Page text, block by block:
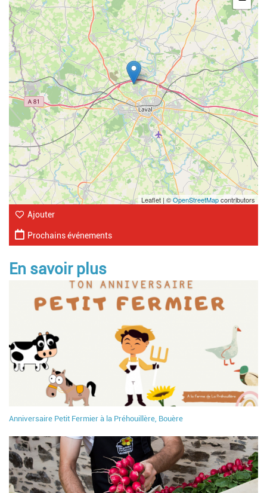
Leaflet | ©OpenStreetMapcontributors
Ajouter
Prochains événements
En savoir plus
Anniversaire Petit Fermier à la Préhouillère, Bouère